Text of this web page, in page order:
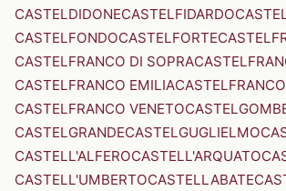
CASTELDIDONECASTELFIDARDO
CASTELFONDOCASTELFORTE
CASTELFRANCO DI SOPRA
CASTELFRANCO EMILIA
CASTELFRANCO VENETO
CASTELGRANDECASTELGUGLIELMO
CASTELL'ALFEROCASTELL'ARQUATO
CASTELL'UMBERTOCASTELLABATE